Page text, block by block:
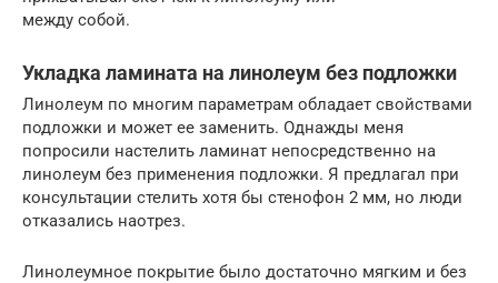
между собой.
Укладка ламината на линолеум без подложки
Линолеум по многим параметрам обладает свойствами
подложки и может ее заменить. Однажды меня
попросили настелить ламинат непосредственно на
линолеум без применения подложки. Я предлагал при
консультации стелить хотя бы стенофон 2 мм, но люди
отказались наотрез.
Линолеумное покрытие было достаточно мягким и без